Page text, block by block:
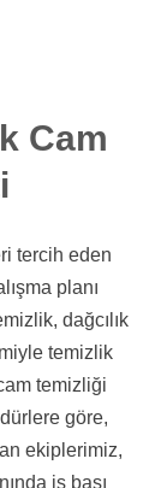
Cam
tercih eden
planı
dağcılık
temizlik
temizliği
göre,
ekiplerimiz,
iş başı